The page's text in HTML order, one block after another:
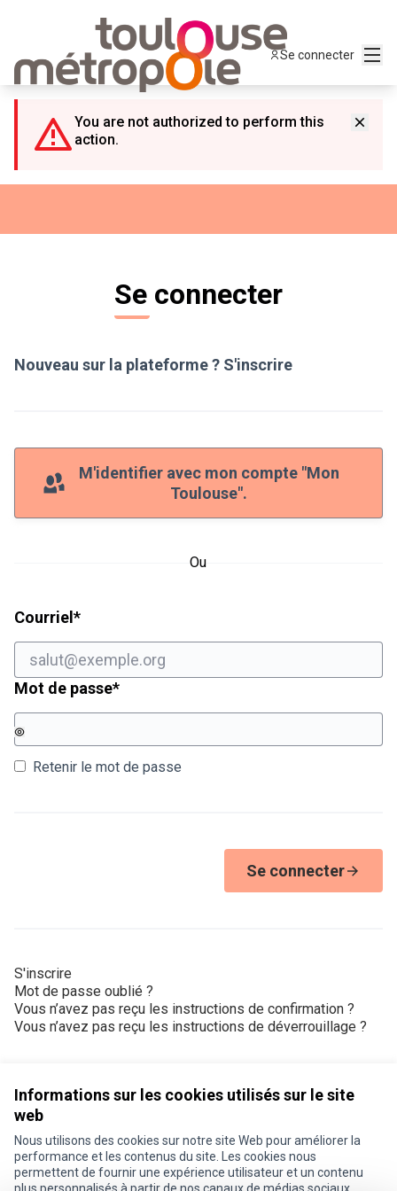
Informations sur les cookies utilisés sur le site
web
Nous utilisons des cookies sur notre site Web pour améliorer la
performance et les contenus du site. Les cookies nous
permettent de fournir une expérience utilisateur et un contenu
Se connecter
You are not authorized to perform this
action.
Se connecter
Nouveau sur la plateforme ? S'inscrire
M'identifier avec mon compte "Mon
Toulouse".
Ou
Courriel *Champ obligatoire
Mot de passe*Champ obligatoire
Retenir le mot de passe
Se connecter
S'inscrire
Mot de passe oublié ?
Vous n’avez pas reçu les instructions de confirmation ?
Vous n’avez pas reçu les instructions de déverrouillage ?
Conditions d'utilisation
Paramètres des cookies
Je participe ! sur X
Je participe ! sur Facebook
Je participe ! sur Instagram